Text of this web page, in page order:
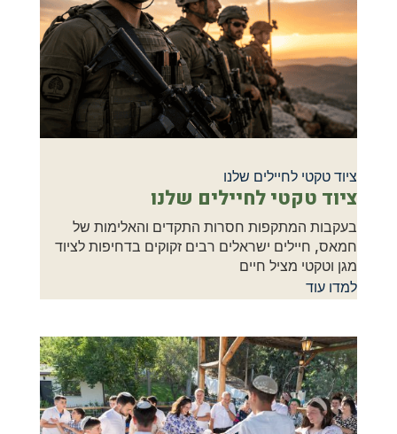
ציוד טקטי לחיילים שלנו
ציוד טקטי לחיילים שלנו
בעקבות המתקפות חסרות התקדים והאלימות של
חמאס, חיילים ישראלים רבים זקוקים בדחיפות לציוד
מגן וטקטי מציל חיים
למדו עוד